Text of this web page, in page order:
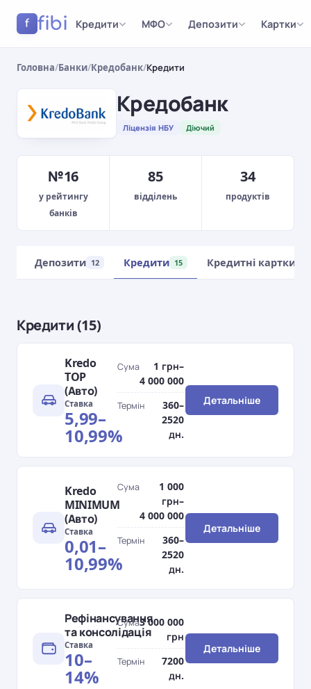
f fibi Кредити МФО Депозити Картки
Головна/Банки/Кредобанк/Кредити
Кредобанк
Ліцензія НБУ Діючий
№16
у рейтингу
банків
85
відділень
34
продуктів
Депозити 12 Кредити 15 Кредитні картки
Кредити (15)
Kredo
TOP
(Авто)
Ставка
5,99–
10,99%
Сума
1 грн–
4 000 000
Термін
360–
2520
дн.
Детальніше
Kredo
MINIMUM
(Авто)
Ставка
0,01–
10,99%
Сума
1 000
грн–
4 000 000
Термін
360–
2520
дн.
Детальніше
Рефінансування
та консолідація
Ставка
10–
14%
Сума3 000 000
грн
Термін
7200
дн.
Детальніше